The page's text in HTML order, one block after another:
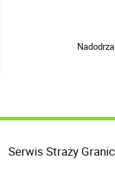
Serwis Straży